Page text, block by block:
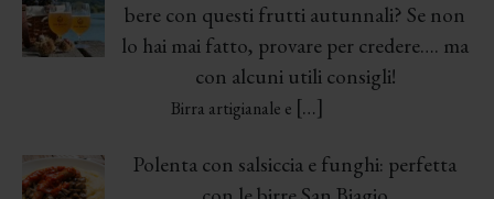
bere con questi frutti autunnali? Se non
lo hai mai fatto, provare per credere…. ma
con alcuni utili consigli!
Birra artigianale e […]
Polenta con salsiccia e funghi: perfetta